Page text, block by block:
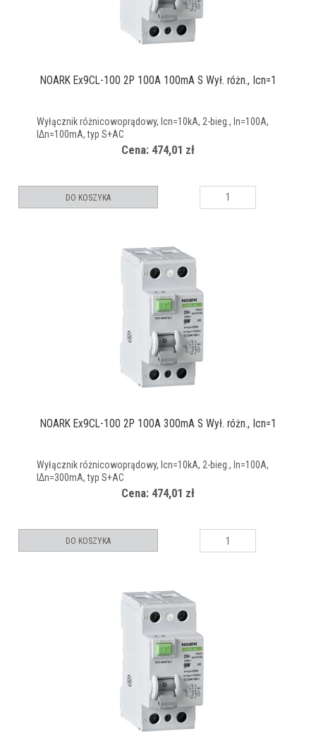
NOARK Ex9CL-100 2P 100A 100mA S Wył. różn., Icn=1
Wyłącznik różnicowoprądowy, Icn=10kA, 2-bieg., In=100A,
IΔn=100mA, typ S+AC
Cena: 474,01 zł
DO KOSZYKA
NOARK Ex9CL-100 2P 100A 300mA S Wył. różn., Icn=1
Wyłącznik różnicowoprądowy, Icn=10kA, 2-bieg., In=100A,
IΔn=300mA, typ S+AC
Cena: 474,01 zł
DO KOSZYKA